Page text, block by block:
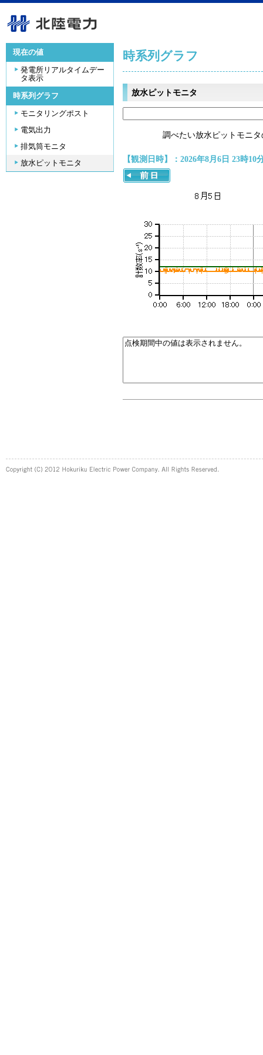
現在の値
発電所リアルタイムデー
タ表示
時系列グラフ
モニタリングポスト
電気出力
排気筒モニタ
放水ピットモニタ
時系列グラフ
放水ピットモニタ
調べたい放水ピットモニ
【観測日時】：2026年8月6日 23時10